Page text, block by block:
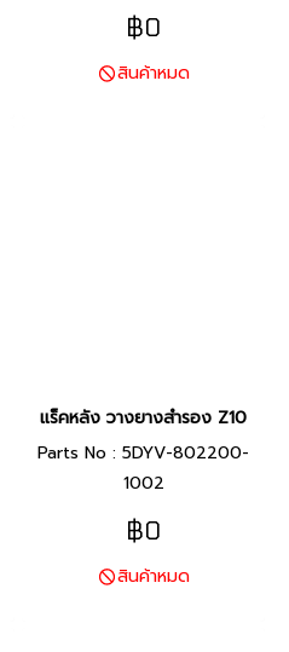
฿0
สินค้าหมด
แร็คหลัง วางยางสำรอง Z10
Parts No : 5DYV-802200-
1002
฿0
สินค้าหมด